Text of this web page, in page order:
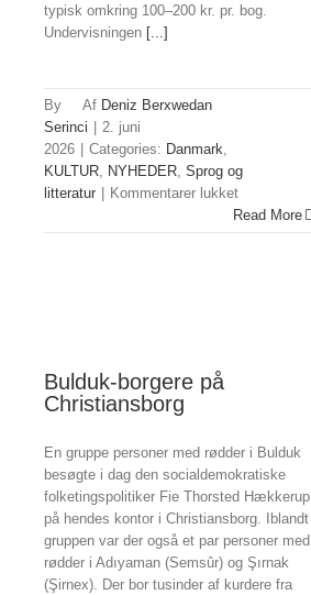
typisk omkring 100–200 kr. pr. bog.
Undervisningen [...]
By
Deniz Berxwedan
Serinci
2. juni
2026
Categories: Danmark,
KULTUR, NYHEDER, Sprog og
litteratur
Kommentarer lukkettil
Q
&
Read More
Bulduk-borgere på
Christiansborg
En gruppe personer med rødder i Bulduk
besøgte i dag den socialdemokratiske
folketingspolitiker Fie Thorsted Hækkerup
på hendes kontor i Christiansborg. Iblandt
gruppen var der også et par personer med
rødder i Adıyaman (Semsûr) og Şırnak
(Şirnex). Der bor tusinder af kurdere fra